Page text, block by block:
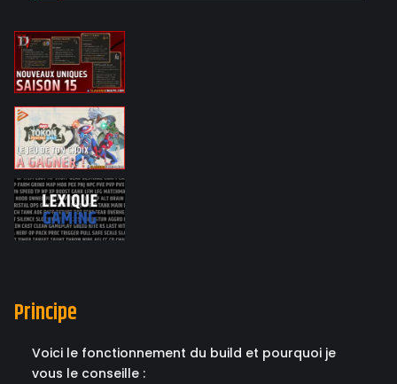
Principe
Voici le fonctionnement du build et pourquoi je
vous le conseille :